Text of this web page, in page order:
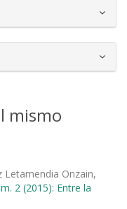
mismo
Letamendia Onzain,
2 (2015): Entre la